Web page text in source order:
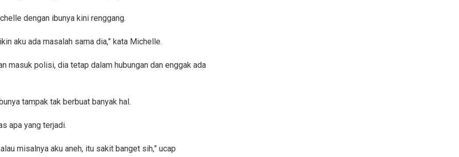
dengan ibunya kini renggang.
aku ada masalah sama dia,” kata Michelle.
masuk polisi, dia tetap dalam hubungan dan enggak ada
tampak tak berbuat banyak hal.
apa yang terjadi.
misalnya aku aneh, itu sakit banget sih,” ucap